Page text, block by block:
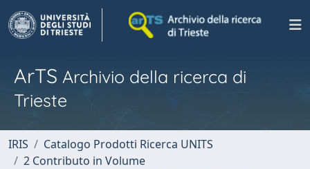
ArTS Archivio della ricerca di
Trieste
IRIS
Catalogo Prodotti Ricerca UNITS
2 Contributo in Volume